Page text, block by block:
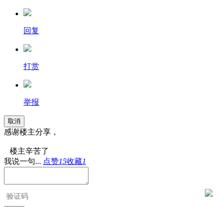
回复
打赏
举报
取消
感谢楼主分享，
楼主辛苦了
我说一句... 点赞15收藏1